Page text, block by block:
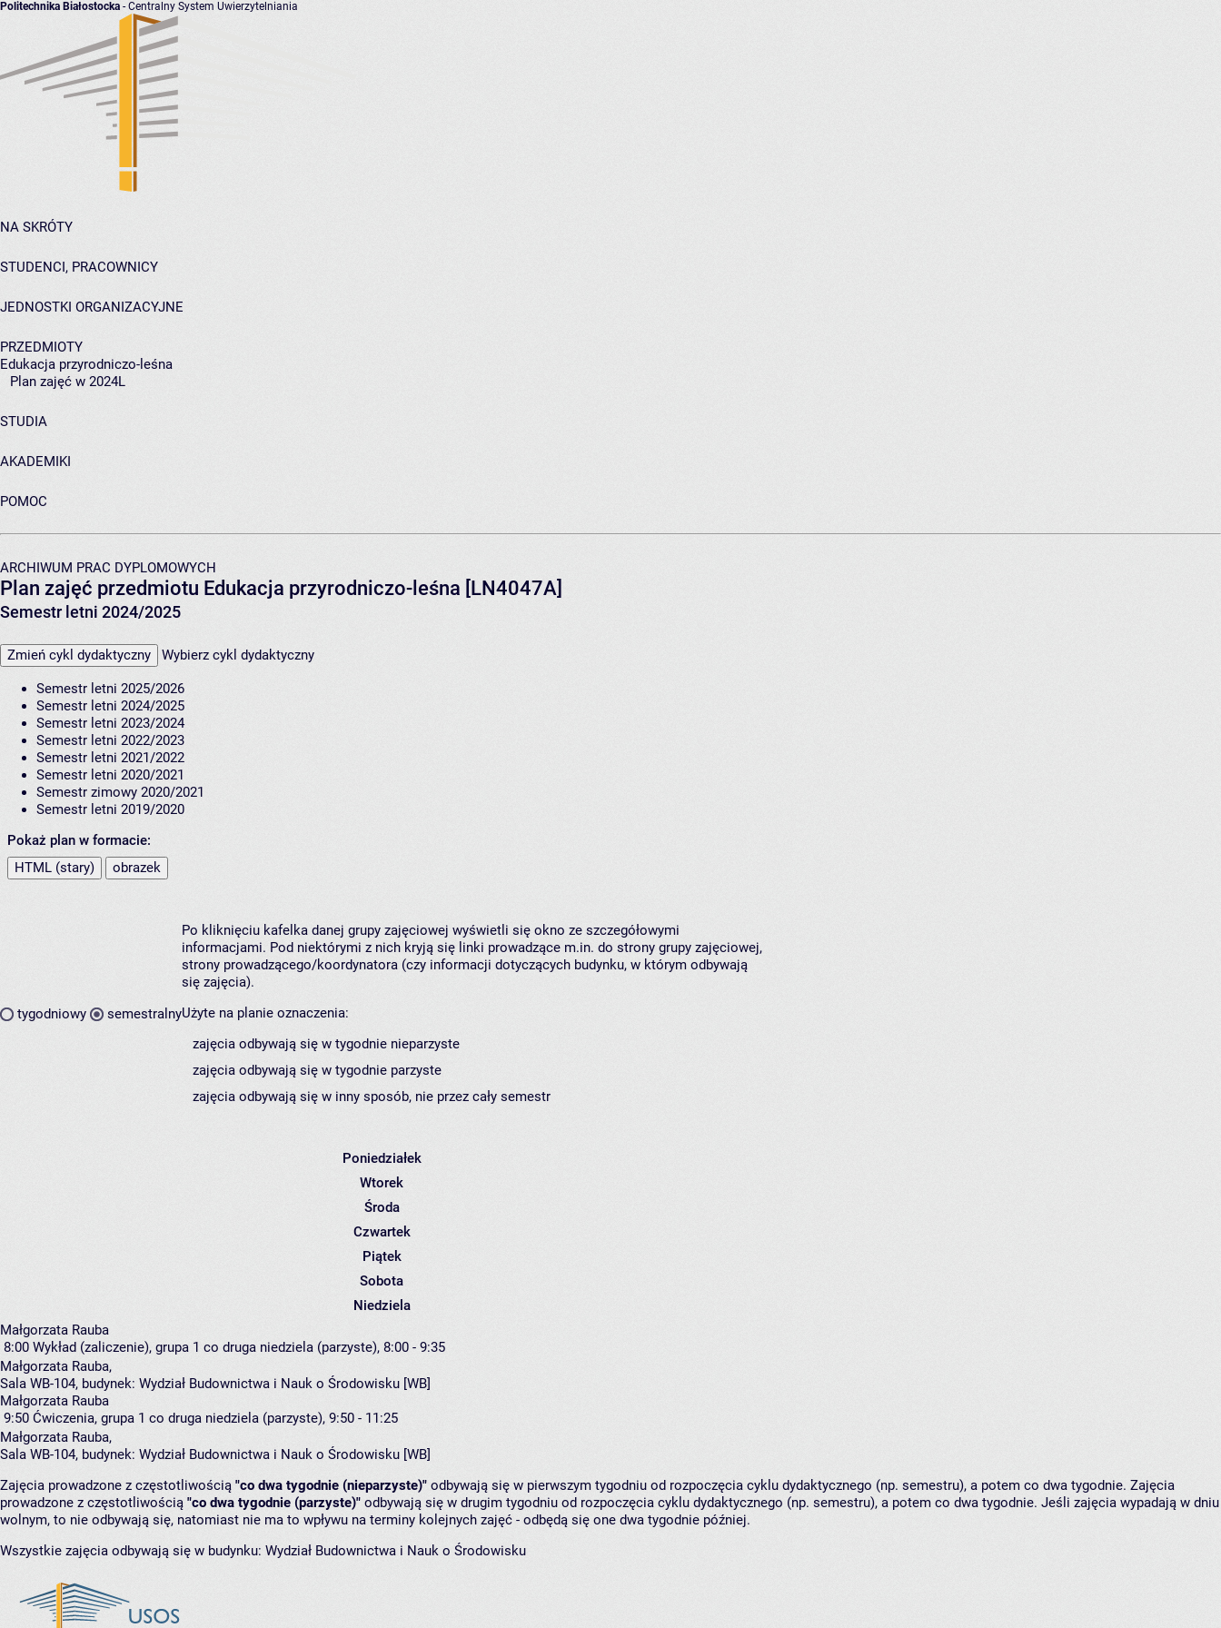
Politechnika Białostocka - Centralny System Uwierzytelniania
NA SKRÓTY
STUDENCI, PRACOWNICY
JEDNOSTKI ORGANIZACYJNE
PRZEDMIOTY
Edukacja przyrodniczo-leśna
Plan zajęć w 2024L
STUDIA
AKADEMIKI
POMOC
ARCHIWUM PRAC DYPLOMOWYCH
Plan zajęć przedmiotu Edukacja przyrodniczo-leśna [LN4047A]
Semestr letni 2024/2025
Zmień cykl dydaktyczny Wybierz cykl dydaktyczny
Semestr letni 2025/2026
Semestr letni 2024/2025
Semestr letni 2023/2024
Semestr letni 2022/2023
Semestr letni 2021/2022
Semestr letni 2020/2021
Semestr zimowy 2020/2021
Semestr letni 2019/2020
Pokaż plan w formacie:
HTML (stary)
obrazek
tygodniowy semestralny
Po kliknięciu kafelka danej grupy zajęciowej wyświetli się okno ze szczegółowymi
informacjami. Pod niektórymi z nich kryją się linki prowadzące m.in. do strony grupy zajęciowej,
strony prowadzącego/koordynatora (czy informacji dotyczących budynku, w którym odbywają
się zajęcia).
Użyte na planie oznaczenia:
zajęcia odbywają się w tygodnie nieparzyste
zajęcia odbywają się w tygodnie parzyste
zajęcia odbywają się w inny sposób, nie przez cały semestr
Poniedziałek
Wtorek
Środa
Czwartek
Piątek
Sobota
Niedziela
Małgorzata Rauba
8:00 Wykład (zaliczenie), grupa 1 co druga niedziela (parzyste), 8:00 - 9:35
Małgorzata Rauba,
Sala WB-104, budynek: Wydział Budownictwa i Nauk o Środowisku [WB]
Małgorzata Rauba
9:50 Ćwiczenia, grupa 1 co druga niedziela (parzyste), 9:50 - 11:25
Małgorzata Rauba,
Sala WB-104, budynek: Wydział Budownictwa i Nauk o Środowisku [WB]
Zajęcia prowadzone z częstotliwością "co dwa tygodnie (nieparzyste)" odbywają się w pierwszym tygodniu od rozpoczęcia cyklu dydaktycznego (np. semestru), a potem co dwa tygodnie. Zajęcia
prowadzone z częstotliwością "co dwa tygodnie (parzyste)" odbywają się w drugim tygodniu od rozpoczęcia cyklu dydaktycznego (np. semestru), a potem co dwa tygodnie. Jeśli zajęcia wypadają w dniu
wolnym, to nie odbywają się, natomiast nie ma to wpływu na terminy kolejnych zajęć - odbędą się one dwa tygodnie później.
Wszystkie zajęcia odbywają się w budynku: Wydział Budownictwa i Nauk o Środowisku